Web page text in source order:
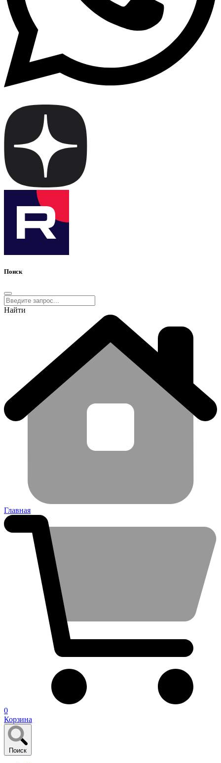
Поиск
Найти
Главная
0
Корзина
Поиск